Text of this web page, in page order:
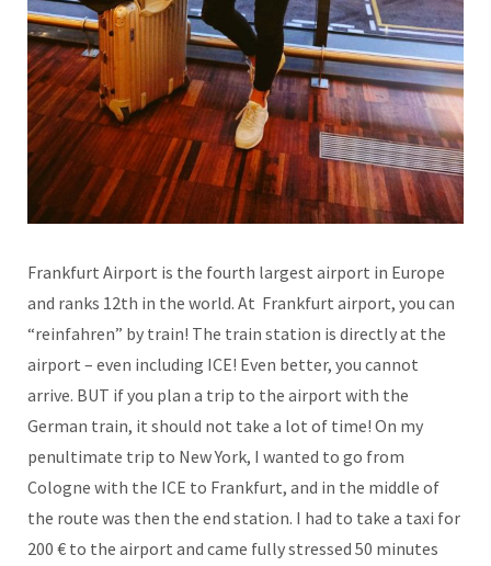
Frankfurt Airport is the fourth largest airport in Europe
and ranks 12th in the world. At Frankfurt airport, you can
“reinfahren” by train! The train station is directly at the
airport – even including ICE! Even better, you cannot
arrive. BUT if you plan a trip to the airport with the
German train, it should not take a lot of time! On my
penultimate trip to New York, I wanted to go from
Cologne with the ICE to Frankfurt, and in the middle of
the route was then the end station. I had to take a taxi for
200 € to the airport and came fully stressed 50 minutes